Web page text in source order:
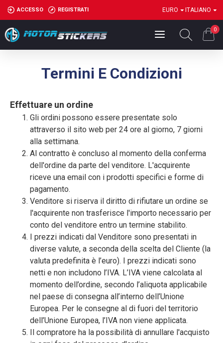
ACCESSO REGISTRATI EURO ITALIANO
0
Termini E Condizioni
Effettuare un ordine
Gli ordini possono essere presentate solo
attraverso il sito web per 24 ore al giorno, 7 giorni
alla settimana.
Al contratto è concluso al momento della conferma
dell'ordine da parte del venditore. L'acquirente
riceve una email con i prodotti specifici e forme di
pagamento.
Venditore si riserva il diritto di rifiutare un ordine se
l'acquirente non trasferisce l'importo necessario per
conto del venditore entro un termine stabilito.
I prezzi indicati dal Venditore sono presentati in
diverse valute, a seconda della scelta del Cliente (la
valuta predefinita è l’euro). I prezzi indicati sono
netti e non includono l’IVA. L’IVA viene calcolata al
momento dell’ordine, secondo l’aliquota applicabile
nel paese di consegna all’interno dell’Unione
Europea. Per le consegne al di fuori del territorio
dell’Unione Europea, l’IVA non viene applicata.
Il compratore ha la possibilità di annullare l'acquisto